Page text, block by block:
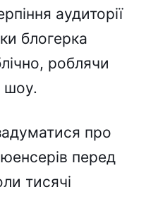
аудиторії
блогерка
роблячи
шоу.
про
перед
тисячі